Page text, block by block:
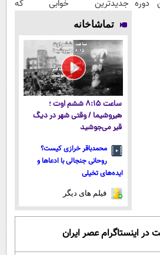
دوره جدیدترین
فناوری اروپا،
سبک و مقاوم |
پرداخت قسطی
خوابی که
تماشاخانه
ساعت ۸:۱۵ ششم اوت ؛
هیروشیما / وقتی شهر در دیگ
قیر می‌جوشید
محمدباقر خرازی کیست؟
روحانی جنجالی با ادعاها و
ایده‌های تخیلی
فیلم های دیگر
در اینستاگرام عصر ایران